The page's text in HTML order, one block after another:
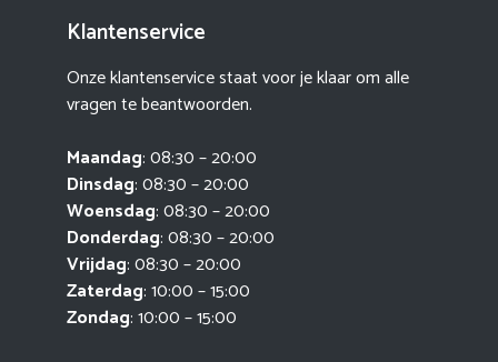
Klantenservice
Onze klantenservice staat voor je klaar om alle
vragen te beantwoorden.
Maandag: 08:30 – 20:00
Dinsdag: 08:30 – 20:00
Woensdag: 08:30 – 20:00
Donderdag: 08:30 – 20:00
Vrijdag: 08:30 – 20:00
Zaterdag: 10:00 – 15:00
Zondag: 10:00 – 15:00